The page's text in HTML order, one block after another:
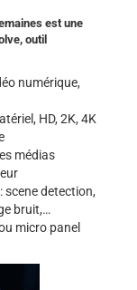
est une
outil
numérique,
HD, 2K, 4K
médias
scene detection,
bruit,…
micro panel